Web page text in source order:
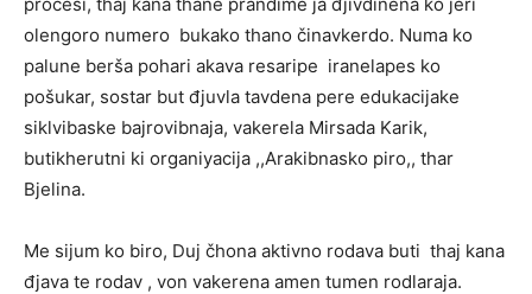
olengoro numero bukako thano činavkerdo. Numa ko
palune berša pohari akava resaripe iranelapes ko
pošukar, sostar but đjuvla tavdena pere edukacijake
siklvibaske bajrovibnaja, vakerela Mirsada Karik,
butikherutni ki organiyacija ,,Arakibnasko piro,, thar
Bjelina.
Me sijum ko biro, Duj čhona aktivno rodava buti thaj kana
đjava te rodav , von vakerena amen tumen rodlaraja.